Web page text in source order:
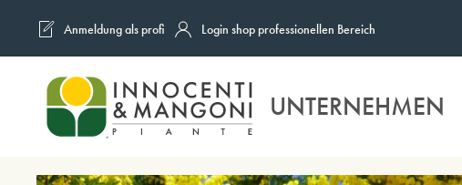
Skip to main content
Anmeldung als profi Login shop professionellen Bereich
UNTERNEHMEN